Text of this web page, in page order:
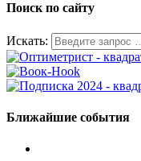
Поиск по сайту
Искать:
Ближайшие события